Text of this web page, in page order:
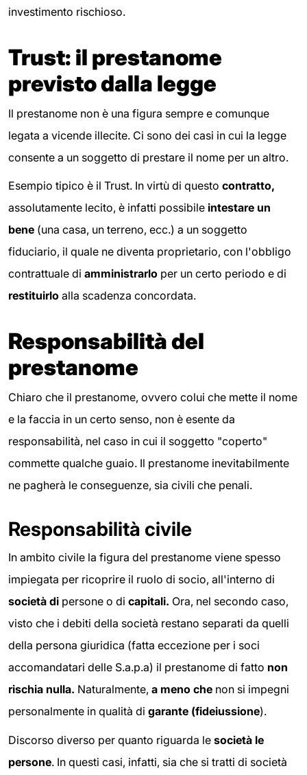
investimento rischioso.
Trust: il prestanome
previstodalla legge
Il prestanome non è una figura sempre e comunque
legata a vicende illecite. Ci sono dei casi in cui la legge
consente a un soggetto di prestare il nome per un altro.
Esempio tipico è il Trust. In virtù di questo contratto,
assolutamente lecito, è infatti possibile intestare un
bene (una casa, un terreno, ecc.) a un soggetto
fiduciario, il quale ne diventa proprietario, con l'obbligo
contrattuale di amministrarlo per un certo periodo e di
restituirlo alla scadenza concordata.
Responsabilità del
prestanome
Chiaro che il prestanome, ovvero colui che mette il nome
e la faccia in un certo senso, non è esente da
responsabilità, nel caso in cui il soggetto "coperto"
commette qualche guaio. Il prestanome inevitabilmente
ne pagherà le conseguenze, sia civili che penali.
Responsabilità civile
In ambito civile la figura del prestanome viene spesso
impiegata per ricoprire il ruolo di socio, all'interno di
società di persone o di capitali. Ora, nel secondo caso,
visto che i debiti della società restano separati da quelli
della persona giuridica (fatta eccezione per i soci
accomandatari delle S.a.p.a) il prestanome di fatto non
rischia nulla. Naturalmente, a meno che non si impegni
personalmente in qualità di garante (fideiussione).
Discorso diverso per quanto riguarda le società le
persone. In questi casi, infatti, sia che si tratti di società